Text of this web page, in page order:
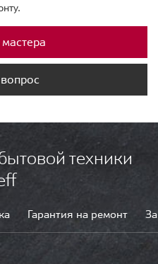
техники
Гарантия на ремонт